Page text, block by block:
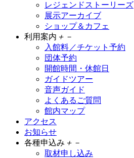
レジェンドストーリーズ
展示アーカイブ
ショップ＆カフェ
利用案内 ＋ －
入館料／チケット予約
団体予約
開館時間・休館日
ガイドツアー
音声ガイド
よくあるご質問
館内マップ
アクセス
お知らせ
各種申込み ＋ －
取材申し込み